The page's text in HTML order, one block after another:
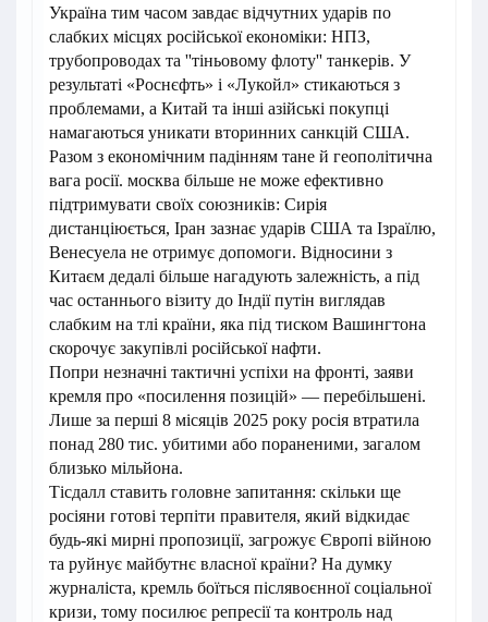
Україна тим часом завдає відчутних ударів по
слабких місцях російської економіки: НПЗ,
трубопроводах та ''тіньовому флоту'' танкерів. У
результаті «Роснєфть» і «Лукойл» стикаються з
проблемами, а Китай та інші азійські покупці
намагаються уникати вторинних санкцій США.
Разом з економічним падінням тане й геополітична
вага росії. москва більше не може ефективно
підтримувати своїх союзників: Сирія
дистанціюється, Іран зазнає ударів США та Ізраїлю,
Венесуела не отримує допомоги. Відносини з
Китаєм дедалі більше нагадують залежність, а під
час останнього візиту до Індії путін виглядав
слабким на тлі країни, яка під тиском Вашингтона
скорочує закупівлі російської нафти.
Попри незначні тактичні успіхи на фронті, заяви
кремля про «посилення позицій» — перебільшені.
Лише за перші 8 місяців 2025 року росія втратила
понад 280 тис. убитими або пораненими, загалом
близько мільйона.
Тісдалл ставить головне запитання: скільки ще
росіяни готові терпіти правителя, який відкидає
будь-які мирні пропозиції, загрожує Європі війною
та руйнує майбутнє власної країни? На думку
журналіста, кремль боїться післявоєнної соціальної
кризи, тому посилює репресії та контроль над